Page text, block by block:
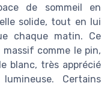
de sommeil en
solide, tout en lui
chaque matin. Ce
comme le pin,
blanc, très apprécié
Certains